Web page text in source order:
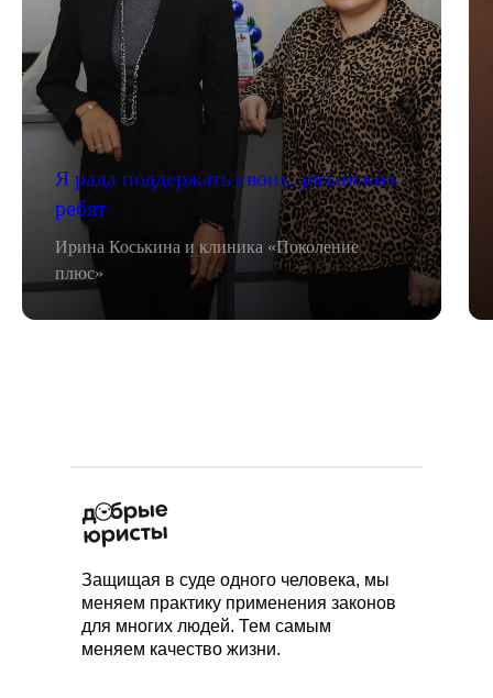
Я рада поддержать своих, рязанских
ребят
Ирина Коськина и клиника «Поколение
плюс»
Защищая в суде одного человека, мы
меняем практику применения законов
для многих людей. Тем самым
меняем качество жизни.